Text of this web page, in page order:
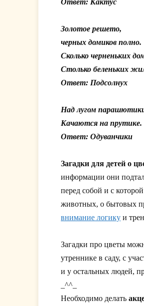
Золотое решето,
черных домиков полно.
Сколько черненьких
Столько беленьких
Ответ: Подсолнух
Над лугом
Качаются на прутике.
Ответ: Одуванчики
Загадки для детей о
информации они
перед собой и с
животных, о бытовых
внимание логику и
Загадки про цветы
утреннике в саду, с
и у остальных людей,
_^^_
Необходимо делать